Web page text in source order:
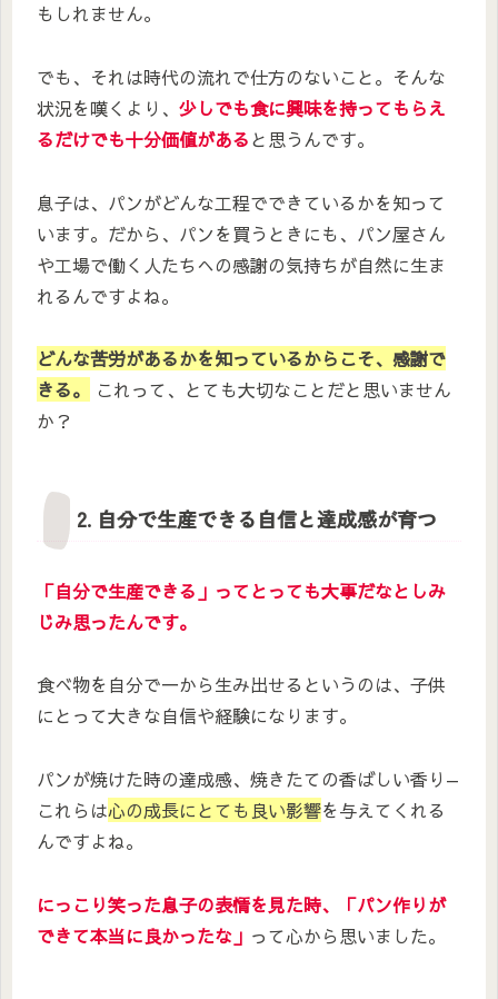
もしれません。
でも、それは時代の流れで仕方のないこと。そんな
状況を嘆くより、 少しでも食に興味を持ってもらえ
るだけでも十分価値があると思うんです。
息子は、パンがどんな工程でできているかを知って
います。だから、パンを買うときにも、パン屋さん
や工場で働く人たちへの感謝の気持ちが自然に生ま
れるんですよね。
どんな苦労があるかを知っているからこそ、感謝で
きる。
これって、とても大切なことだと思いません
か？
2. 自分で生産できる自信と達成感が育つ
「自分で生産できる」ってとっても大事だなとしみ
じみ思ったんです。
食べ物を自分で一から生み出せるというのは、子供
にとって大きな自信や経験になります。
パンが焼けた時の達成感、焼きたての香ばしい香り—
これらは心の成長にとても良い影響を与えてくれる
んですよね。
にっこり笑った息子の表情を見た時、「パン作りが
できて本当に良かったな」 って心から思いました。